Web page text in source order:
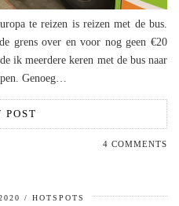
te reizen is reizen met de bus.
grens over en voor nog geen €20
ik meerdere keren met de bus naar
Genoeg…
POST
4 COMMENTS
HOTSPOTS